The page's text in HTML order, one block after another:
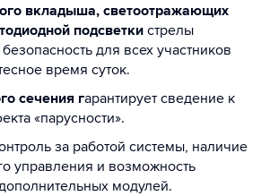
вкладыша, светоотражающих
подсветки стрелы
для всех участников
время суток.
сечения гарантирует сведение к
«парусности».
за работой системы, наличие
управления и возможность
модулей.